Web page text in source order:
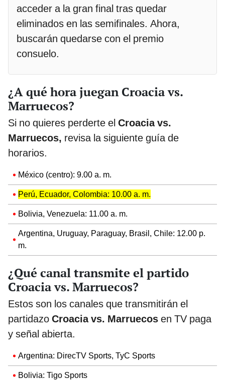
acceder a la gran final tras quedar
eliminados en las semifinales. Ahora,
buscarán quedarse con el premio
consuelo.
¿A qué hora juegan Croacia vs.
Marruecos?
Si no quieres perderte el Croacia vs.
Marruecos, revisa la siguiente guía de
horarios.
México (centro): 9.00 a. m.
Perú, Ecuador, Colombia: 10.00 a. m.
Bolivia, Venezuela: 11.00 a. m.
Argentina, Uruguay, Paraguay, Brasil, Chile: 12.00 p.
m.
¿Qué canal transmite el partido
Croacia vs. Marruecos?
Estos son los canales que transmitirán el
partidazo Croacia vs. Marruecos en TV paga
y señal abierta.
Argentina: DirecTV Sports, TyC Sports
Bolivia: Tigo Sports